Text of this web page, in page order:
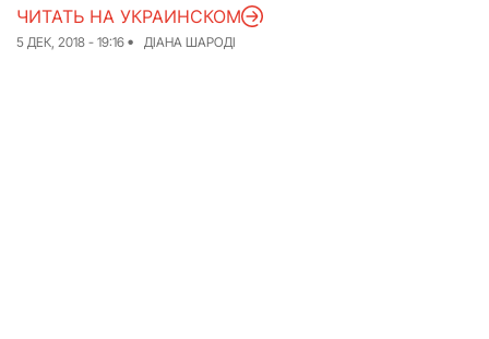
Спецпроекты
Архив проектов
5 ДЕК, 2018 - 19:16 ДІАНА ШАРОДІ
ЧИТАТЬ НА УКРАИНСКОМ